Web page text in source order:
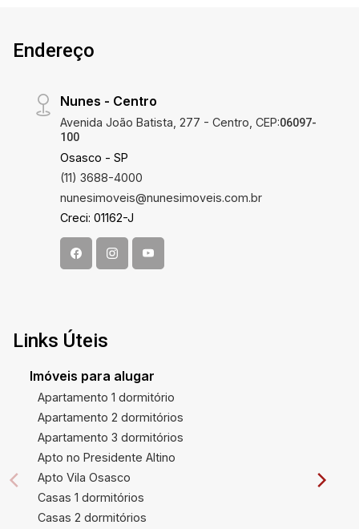
Endereço
Nunes - Centro
Avenida João Batista, 277 - Centro, CEP:06097-
100
Osasco - SP
(11) 3688-4000
nunesimoveis@nunesimoveis.com.br
Creci: 01162-J
Links Úteis
Imóveis para alugar
Apartamento 1 dormitório
Apartamento 2 dormitórios
Apartamento 3 dormitórios
Apto no Presidente Altino
Apto Vila Osasco
Casas 1 dormitórios
Casas 2 dormitórios